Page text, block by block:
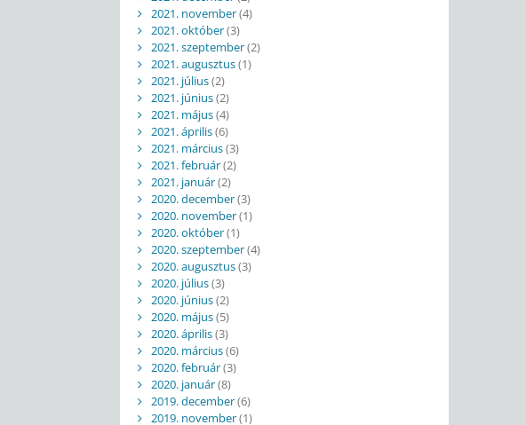
2021. november(4)
2021. október(3)
2021. szeptember(2)
2021. augusztus(1)
2021. július(2)
2021. június(2)
2021. május(4)
2021. április(6)
2021. március(3)
2021. február(2)
2021. január(2)
2020. december(3)
2020. november(1)
2020. október(1)
2020. szeptember(4)
2020. augusztus(3)
2020. július(3)
2020. június(2)
2020. május(5)
2020. április(3)
2020. március(6)
2020. február(3)
2020. január(8)
2019. december(6)
2019. november(1)